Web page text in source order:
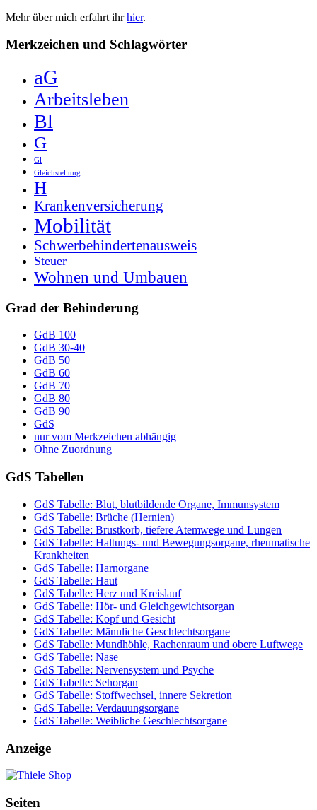
Mehr über mich erfahrt ihrhier.
Merkzeichen und Schlagwörter
aG
Arbeitsleben
Bl
G
Gl
Gleichstellung
H
Krankenversicherung
Mobilität
Schwerbehindertenausweis
Steuer
Wohnen und Umbauen
Grad der Behinderung
GdB 100
GdB 30-40
GdB 50
GdB 60
GdB 70
GdB 80
GdB 90
GdS
nur vom Merkzeichen abhängig
Ohne Zuordnung
GdS Tabellen
GdS Tabelle: Blut, blutbildende Organe, Immunsystem
GdS Tabelle: Brüche (Hernien)
GdS Tabelle: Brustkorb, tiefere Atemwege und Lungen
GdS Tabelle: Haltungs- und Bewegungsorgane, rheumatische
Krankheiten
GdS Tabelle: Harnorgane
GdS Tabelle: Haut
GdS Tabelle: Herz und Kreislauf
GdS Tabelle: Hör- und Gleichgewichtsorgan
GdS Tabelle: Kopf und Gesicht
GdS Tabelle: Männliche Geschlechtsorgane
GdS Tabelle: Mundhöhle, Rachenraum und obere Luftwege
GdS Tabelle: Nase
GdS Tabelle: Nervensystem und Psyche
GdS Tabelle: Sehorgan
GdS Tabelle: Stoffwechsel, innere Sekretion
GdS Tabelle: Verdauungsorgane
GdS Tabelle: Weibliche Geschlechtsorgane
Anzeige
Seiten